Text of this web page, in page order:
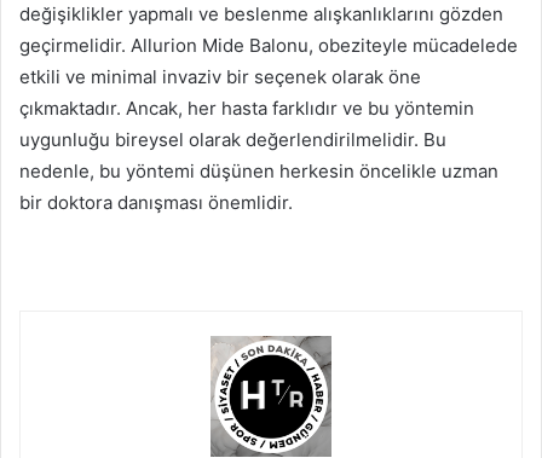
değişiklikler yapmalı ve beslenme alışkanlıklarını gözden
geçirmelidir. Allurion Mide Balonu, obeziteyle mücadelede
etkili ve minimal invaziv bir seçenek olarak öne
çıkmaktadır. Ancak, her hasta farklıdır ve bu yöntemin
uygunluğu bireysel olarak değerlendirilmelidir. Bu
nedenle, bu yöntemi düşünen herkesin öncelikle uzman
bir doktora danışması önemlidir.